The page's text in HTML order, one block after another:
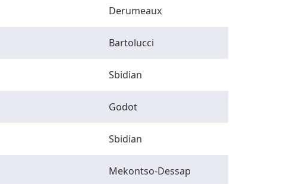
Derumeaux
Bartolucci
Sbidian
Godot
Sbidian
Mekontso-Dessap